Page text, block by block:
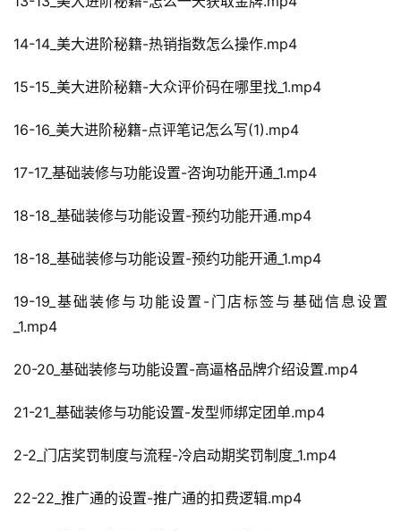
14-14_美大进阶秘籍-热销指数怎么操作.mp4
15-15_美大进阶秘籍-大众评价码在哪里找_1.mp4
16-16_美大进阶秘籍-点评笔记怎么写(1).mp4
17-17_基础装修与功能设置-咨询功能开通_1.mp4
18-18_基础装修与功能设置-预约功能开通.mp4
18-18_基础装修与功能设置-预约功能开通_1.mp4
19-19_基础装修与功能设置-门店标签与基础信息设置
_1.mp4
20-20_基础装修与功能设置-高逼格品牌介绍设置.mp4
21-21_基础装修与功能设置-发型师绑定团单.mp4
2-2_门店奖罚制度与流程-冷启动期奖罚制度_1.mp4
22-22_推广通的设置-推广通的扣费逻辑.mp4